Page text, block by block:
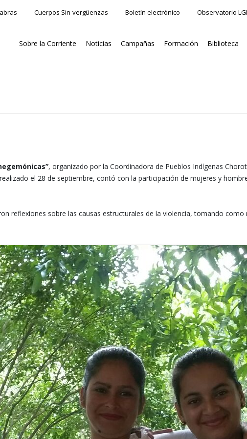
Cuerpos Sin-vergüenzas Boletín electrónico Observatorio
Sobre la Corriente Noticias Campañas Formación Biblioteca
, organizado por la Coordinadora de Pueblos Indígenas
el 28 de septiembre, contó con la participación de mujeres y
reflexiones sobre las causas estructurales de la violencia, tomando